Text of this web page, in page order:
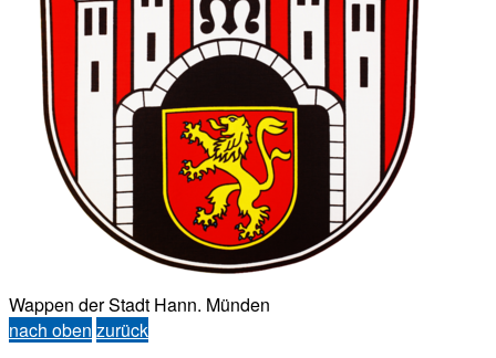
Wappen der Stadt Hann. Münden
nach oben zurück